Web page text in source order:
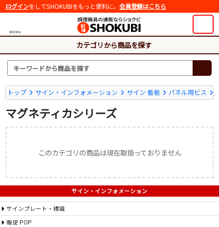
ログインをしてSHOKUBIをもっと便利に。 会員登録はこちら
MENU
カテゴリから商品を探す
トップ サイン・インフォメーション サイン 看板 パネル用ビス
マグネティカシリーズ
このカテゴリの商品は現在取扱っておりません
サイン・インフォメーション
サインプレート・標識
販促 POP